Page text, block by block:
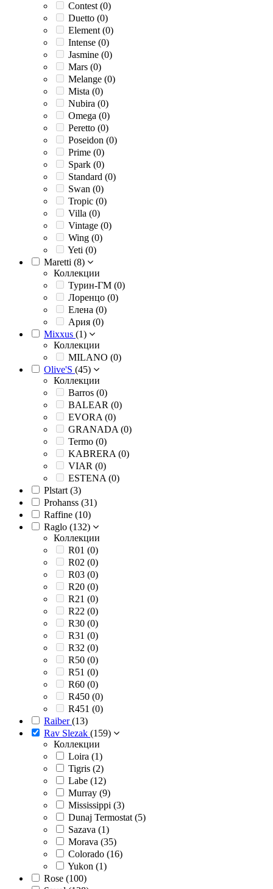
Contest (0)
Duetto (0)
Element (0)
Intense (0)
Jasmine (0)
Mars (0)
Melange (0)
Mista (0)
Nubira (0)
Omega (0)
Peretto (0)
Poseidon (0)
Prime (0)
Spark (0)
Standard (0)
Swan (0)
Tropic (0)
Villa (0)
Vintage (0)
Wing (0)
Yeti (0)
Maretti (8)
Коллекции
Турин-ГМ (0)
Лоренцо (0)
Елена (0)
Ария (0)
Mixxus (1)
Коллекции
MILANO (0)
Olive'S (45)
Коллекции
Barros (0)
BALEAR (0)
EVORA (0)
GRANADA (0)
Termo (0)
KABRERA (0)
VIAR (0)
ESTENA (0)
Plstart (3)
Prohanss (31)
Raffine (10)
Raglo (132)
Коллекции
R01 (0)
R02 (0)
R03 (0)
R20 (0)
R21 (0)
R22 (0)
R30 (0)
R31 (0)
R32 (0)
R50 (0)
R51 (0)
R60 (0)
R450 (0)
R451 (0)
Raiber(13)
Rav Slezak (159)
Коллекции
Loira (1)
Tigris (2)
Labe (12)
Murray (9)
Mississippi (3)
Dunaj Termostat (5)
Sazava (1)
Morava (35)
Colorado (16)
Yukon (1)
Rose (100)